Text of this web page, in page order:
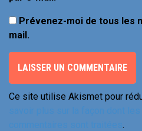
Prévenez-moi de tous les
mail.
Ce site utilise Akismet pour
.